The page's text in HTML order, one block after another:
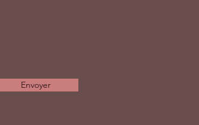
Envoyer